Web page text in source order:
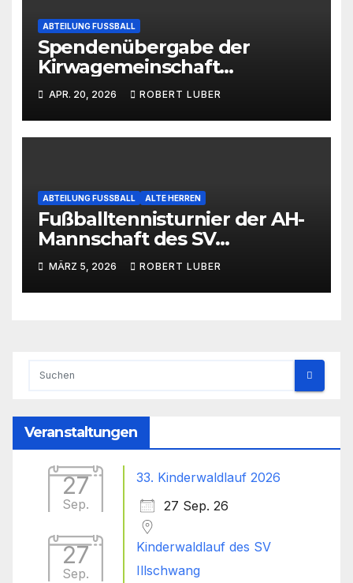
ABTEILUNG FUSSBALL
Spendenübergabe der
Kirwagemeinschaft
Illschwang an den
Fußballnachwuchs des SVI
APR. 20, 2026 ROBERT LUBER
ABTEILUNG FUSSBALL ALTE HERREN
Fußballtennisturnier der AH-
Mannschaft des SV
Illschwang
MÄRZ 5, 2026 ROBERT LUBER
Veranstaltungen
27
Sep.
33. Kinderwaldlauf 2026
27 Sep. 26
27
Sep.
Kinderwaldlauf des SV
Illschwang